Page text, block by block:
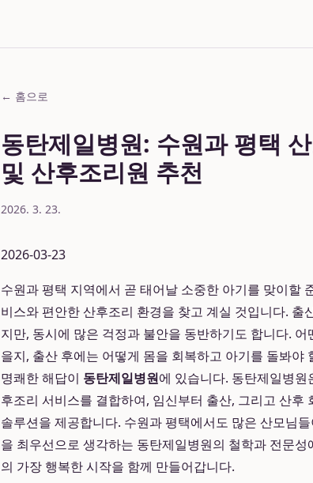
← 홈으로
동탄제일병원: 수원과 평택
및 산후조리원 추천
2026. 3. 23.
2026-03-23
수원과 평택 지역에서 곧 태어날 소중한 아기를 맞이할
비스와 편안한 산후조리 환경을 찾고 계실 것입니다.
지만, 동시에 많은 걱정과 불안을 동반하기도 합니다.
을지, 출산 후에는 어떻게 몸을 회복하고 아기를 돌봐
명쾌한 해답이 동탄제일병원에 있습니다. 동탄제일병원
후조리 서비스를 결합하여, 임신부터 출산, 그리고 산후
솔루션을 제공합니다. 수원과 평택에서도 많은 산모님
을 최우선으로 생각하는 동탄제일병원의 철학과 전문
의 가장 행복한 시작을 함께 만들어갑니다.